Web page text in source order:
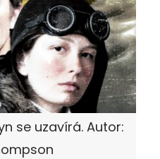
se uzavírá. Autor: